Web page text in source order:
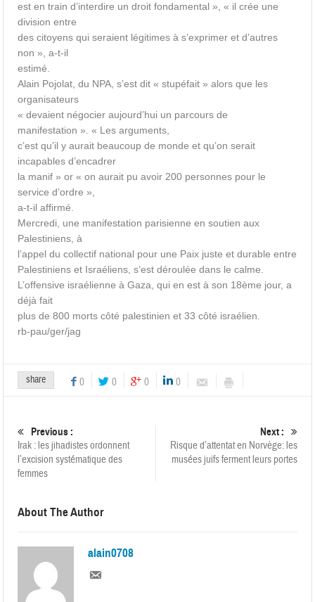
est en train d’interdire un droit fondamental », « il crée une
division entre
des citoyens qui seraient légitimes à s’exprimer et d’autres
non », a-t-il
estimé.
Alain Pojolat, du NPA, s’est dit « stupéfait » alors que les
organisateurs
« devaient négocier aujourd’hui un parcours de
manifestation ». « Les arguments,
c’est qu’il y aurait beaucoup de monde et qu’on serait
incapables d’encadrer
la manif » or « on aurait pu avoir 200 personnes pour le
service d’ordre »,
a-t-il affirmé.
Mercredi, une manifestation parisienne en soutien aux
Palestiniens, à
l’appel du collectif national pour une Paix juste et durable entre
Palestiniens et Israéliens, s’est déroulée dans le calme.
L’offensive israélienne à Gaza, qui en est à son 18ème jour, a
déjà fait
plus de 800 morts côté palestinien et 33 côté israélien.
rb-pau/ger/jag
share 0 0 0 0
Previous :
Irak : les jihadistes ordonnent
l’excision systématique des
femmes
Next :
Risque d’attentat en Norvège: les
musées juifs ferment leurs portes
About The Author
alain0708